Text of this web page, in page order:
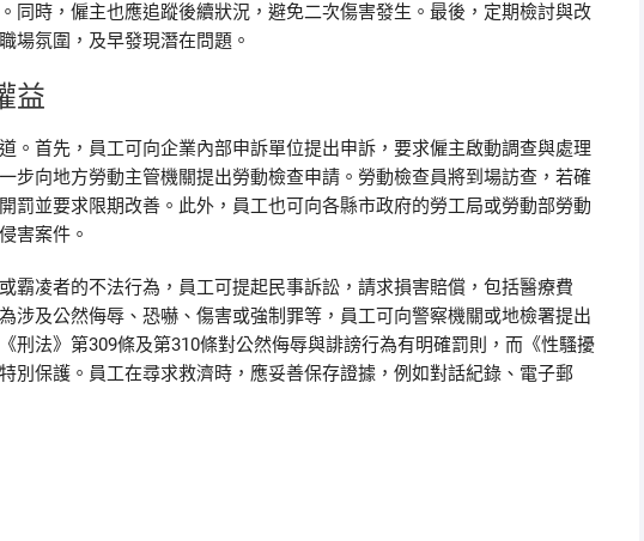
同時，僱主也應追蹤後續狀況，避免二次傷害發生。最後，定期檢討與改
場氛圍，及早發現潛在問題。
益
。首先，員工可向企業內部申訴單位提出申訴，要求僱主啟動調查與處理
步向地方勞動主管機關提出勞動檢查申請。勞動檢查員將到場訪查，若確
罰並要求限期改善。此外，員工也可向各縣市政府的勞工局或勞動部勞動
害案件。
霸凌者的不法行為，員工可提起民事訴訟，請求損害賠償，包括醫療費
涉及公然侮辱、恐嚇、傷害或強制罪等，員工可向警察機關或地檢署提出
刑法》第309條及第310條對公然侮辱與誹謗行為有明確罰則，而《性騷擾
別保護。員工在尋求救濟時，應妥善保存證據，例如對話紀錄、電子郵